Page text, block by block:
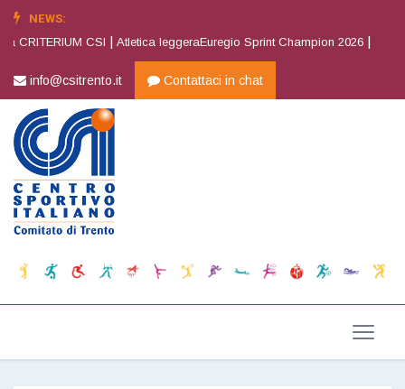
NEWS:
CSI |Atletica leggeraEuregio Sprint Champion 2026 |Atletica
info@csitrento.it Contattaci in chat